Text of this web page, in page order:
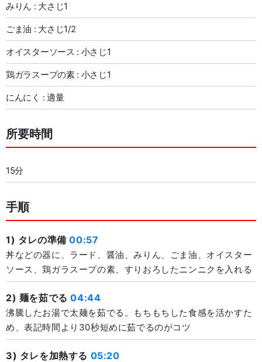
みりん : 大さじ1
ごま油 : 大さじ1/2
オイスターソース : 小さじ1
鶏ガラスープの素 : 小さじ1
にんにく : 適量
所要時間
15分
手順
1) タレの準備00:57
丼などの器に、ラード、醤油、みりん、ごま油、オイスター
ソース、鶏ガラスープの素、すりおろしたニンニクを入れる
2) 麺を茹でる04:44
沸騰したお湯で太麺を茹でる。もちもちした食感を活かすた
め、表記時間より30秒短めに茹でるのがコツ
3) タレを加熱する 05:20